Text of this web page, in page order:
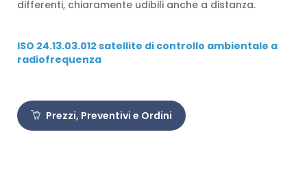
differenti, chiaramente udibili anche a distanza.
ISO 24.13.03.012 satellite di controllo ambientale a
radiofrequenza
Prezzi, Preventivi e Ordini